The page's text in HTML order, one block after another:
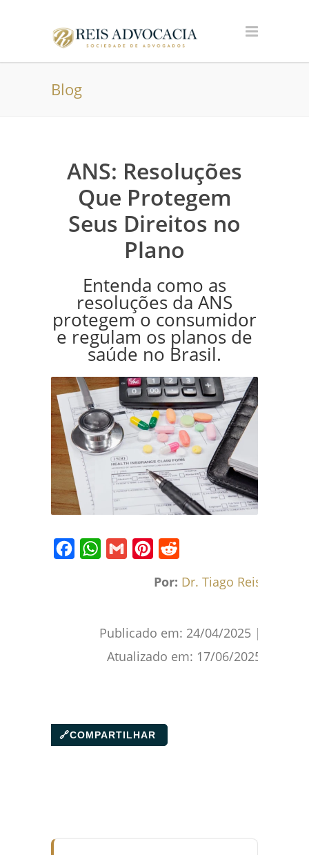
Blog
ANS: Resoluções
Que Protegem
Seus Direitos no
Plano
Entenda como as
resoluções da ANS
protegem o consumidor
e regulam os planos de
saúde no Brasil.
Por: Dr. Tiago Reis
Publicado em: 24/04/2025 |
Atualizado em: 17/06/2025
🔗COMPARTILHAR